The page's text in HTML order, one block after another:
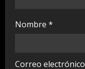
Nombre *
Correo electrónico